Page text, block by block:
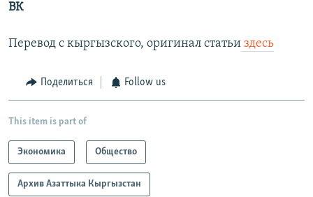
ВК
Перевод с кыргызского, оригинал статьи здесь
Поделиться Follow us
This item is part of
Экономика Общество
Архив Азаттыка Кыргызстан